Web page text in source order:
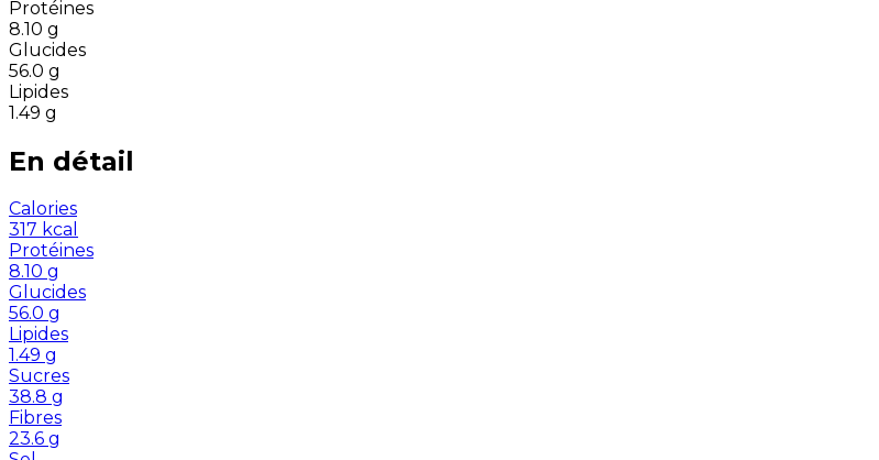
Protéines
8.10 g
Glucides
56.0 g
Lipides
1.49 g
En détail
Calories
317 kcal
Protéines
8.10 g
Glucides
56.0 g
Lipides
1.49 g
Sucres
38.8 g
Fibres
23.6 g